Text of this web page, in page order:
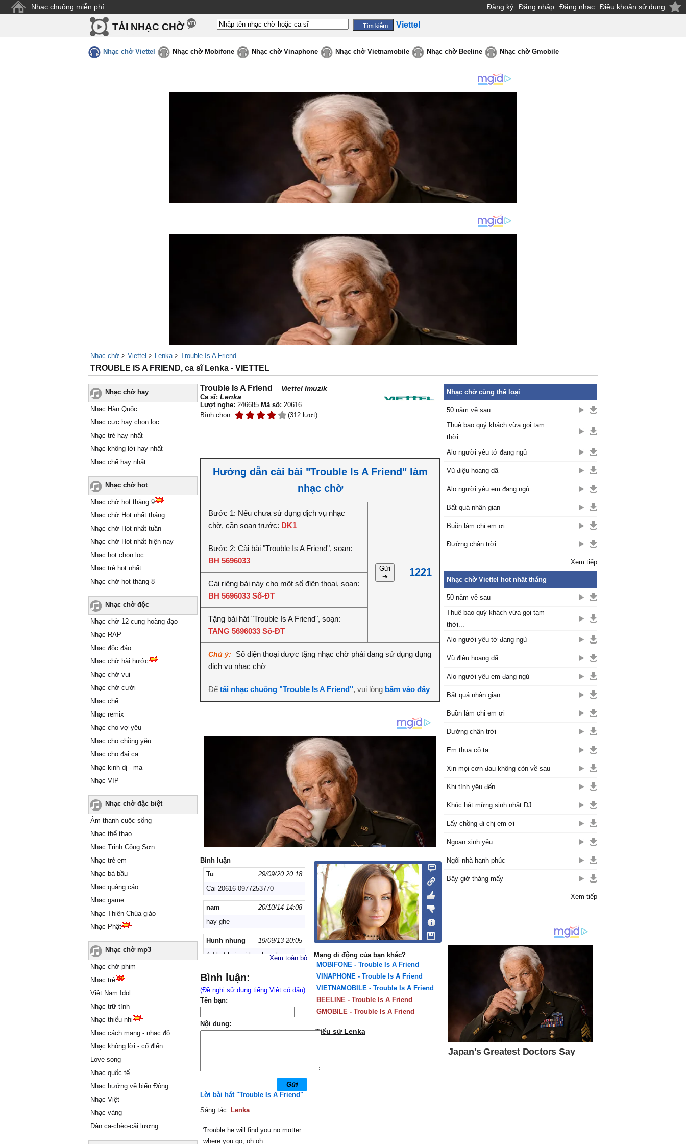
Nhạc chuông miễn phí Đăng ký Đăng nhập Đăng nhạc Điều khoản sử dụng
TẢI NHẠC CHỜ Viettel
Nhạc chờ Viettel Nhạc chờ Mobifone Nhạc chờ Vinaphone Nhạc chờ Vietnamobile Nhạc chờ Beeline Nhạc chờ Gmobile
Nhạc chờ > Viettel > Lenka> Trouble Is A Friend
TROUBLE IS A FRIEND, ca sĩ Lenka - VIETTEL
Nhạc chờ hay
Nhạc Hàn Quốc
Nhạc cực hay chọn lọc
Nhạc trẻ hay nhất
Nhạc không lời hay nhất
Nhạc chế hay nhất
Nhạc chờ hot
Nhạc chờ hot tháng 9
Nhạc chờ Hot nhất tháng
Nhạc chờ Hot nhất tuần
Nhạc chờ Hot nhất hiện nay
Nhạc hot chọn lọc
Nhạc trẻ hot nhất
Nhạc chờ hot tháng 8
Nhạc chờ độc
Nhạc chờ 12 cung hoàng đạo
Nhạc RAP
Nhạc độc đáo
Nhạc chờ hài hước
Nhạc chờ vui
Nhạc chờ cười
Nhạc chế
Nhạc remix
Nhạc cho vợ yêu
Nhạc cho chồng yêu
Nhạc cho đại ca
Nhạc kinh dị - ma
Nhạc VIP
Nhạc chờ đặc biệt
Âm thanh cuộc sống
Nhạc thể thao
Nhạc Trịnh Công Sơn
Nhạc trẻ em
Nhạc bà bầu
Nhạc quảng cáo
Nhạc game
Nhạc Thiên Chúa giáo
Nhạc Phật
Nhạc chờ mp3
Nhạc chờ phim
Nhạc trẻ
Việt Nam Idol
Nhạc trữ tình
Nhạc thiếu nhi
Nhạc cách mạng - nhạc đỏ
Nhạc không lời - cổ điển
Love song
Nhạc quốc tế
Nhạc hướng về biển Đông
Nhạc Việt
Nhạc vàng
Dân ca-chèo-cải lương
Trouble Is A Friend - Viettel Imuzik
Ca sĩ: Lenka
Lượt nghe: 246685 Mã số: 20616
Bình chọn:
(312 lượt)
Hướng dẫn cài bài "Trouble Is A Friend" làm
nhạc chờ
Bước 1: Nếu chưa sử dụng dịch vụ nhạc
chờ, cần soạn trước: DK1
Gửi
➔
1221
Bước 2: Cài bài "Trouble Is A Friend", soạn:
BH 5696033
Cài riêng bài này cho một số điện thoại, soạn:
BH 5696033 Số-ĐT
Tặng bài hát "Trouble Is A Friend", soạn:
TANG 5696033 Số-ĐT
Chú ý:
Số điện thoại được tặng nhạc chờ phải đang sử dụng dụng
dịch vụ nhạc chờ
Để tải nhạc chuông "Trouble Is A Friend", vui lòng bấm vào đây
Bình luận
Tu
29/09/20 20:18
Cai 20616 0977253770
nam
20/10/14 14:08
hay ghe
Hunh nhung
19/09/13 20:05
Ad ket bai nai lem luon kon mem
Hunh nhung
Ad ket bai nai con mem thi seo
TÔI THÍCH BÀI NÀY LẮM
25/05/13 21:18
hay
nguyẽnuyen
tuyet cu meo
Xem toàn bộ
Bình luận:
(Đề nghị sử dụng tiếng Việt có dấu)
Tên bạn:
Nội dung:
Mạng di động của bạn khác?
MOBIFONE - Trouble Is A Friend
VINAPHONE - Trouble Is A Friend
VIETNAMOBILE - Trouble Is A Friend
BEELINE - Trouble Is A Friend
GMOBILE - Trouble Is A Friend
Tiểu sử Lenka
Lời bài hát "Trouble Is A Friend"
Sáng tác: Lenka
Ƭrouble he will find уou no mɑtter
where уou go, oh oh
Nhạc chờ cùng thể loại
50 năm về sau
Thuê bao quý khách vừa gọi tạm
thời...
Alo người yêu tớ đang ngủ
Vũ điệu hoang dã
Alo người yêu em đang ngủ
Bất quá nhân gian
Buồn làm chi em ơi
Đường chân trời
Xem tiếp
Nhạc chờ Viettel hot nhất tháng
50 năm về sau
Thuê bao quý khách vừa gọi tạm
thời...
Alo người yêu tớ đang ngủ
Vũ điệu hoang dã
Alo người yêu em đang ngủ
Bất quá nhân gian
Buồn làm chi em ơi
Đường chân trời
Em thua cô ta
Xin mọi cơn đau không còn về sau
Khi tình yêu đến
Khúc hát mừng sinh nhật DJ
Lấy chồng đi chị em ơi
Ngoan xinh yêu
Ngôi nhà hạnh phúc
Bây giờ tháng mấy
Xem tiếp